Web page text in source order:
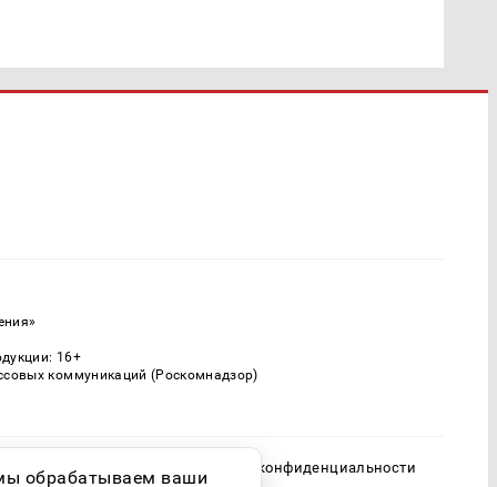
16+
коммуникаций (Роскомнадзор)
Политика конфиденциальности
обрабатываем ваши